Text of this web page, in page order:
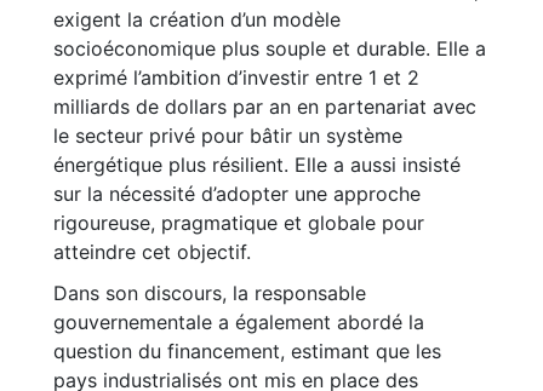
exigent la création d’un modèle
socioéconomique plus souple et durable. Elle a
exprimé l’ambition d’investir entre 1 et 2
milliards de dollars par an en partenariat avec
le secteur privé pour bâtir un système
énergétique plus résilient. Elle a aussi insisté
sur la nécessité d’adopter une approche
rigoureuse, pragmatique et globale pour
atteindre cet objectif.
Dans son discours, la responsable
gouvernementale a également abordé la
question du financement, estimant que les
pays industrialisés ont mis en place des